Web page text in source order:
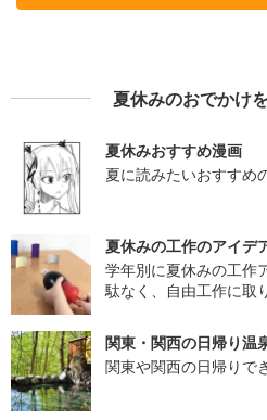
夏休みのおでかけ
夏休みおすすめ漫画
夏に読みたいおすすめ
夏休みの工作のアイデ
学年別に夏休みの工作
駄なく、自由工作に取
関東・関西の日帰り温
関東や関西の日帰りで